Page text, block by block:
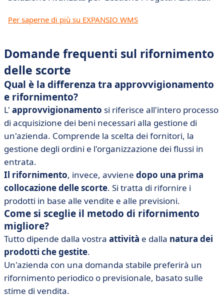
Per saperne di più su EXPANSIO WMS
Domande frequenti sul rifornimento
delle scorte
Qual è la differenza tra approvvigionamento
e rifornimento?
L' approvvigionamento si riferisce all'intero processo
di acquisizione dei beni necessari alla gestione di
un'azienda. Comprende la scelta dei fornitori, la
gestione degli ordini e l'organizzazione dei flussi in
entrata.
Il rifornimento, invece, avviene dopo una prima
collocazione delle scorte. Si tratta di rifornire i
prodotti in base alle vendite e alle previsioni.
Come si sceglie il metodo di rifornimento
migliore?
Tutto dipende dalla vostra attività e dalla natura dei
prodotti che gestite.
Un'azienda con una domanda stabile preferirà un
rifornimento periodico o previsionale, basato sulle
stime di vendita.